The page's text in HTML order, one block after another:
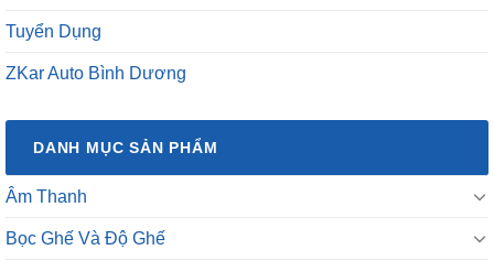
Tuyển Dụng
ZKar Auto Bình Dương
DANH MỤC SẢN PHẨM
Âm Thanh
Bọc Ghế Và Độ Ghế